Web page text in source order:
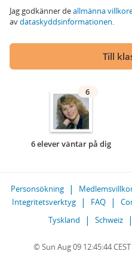
Jag godkänner deallmänna
avdataskyddsinformationen.
Till
6
6 elever väntar på dig
Personsökning
Integritetsverktyg
FAQ
Tyskland
Schweiz
© Sun Aug 09 12:45:44